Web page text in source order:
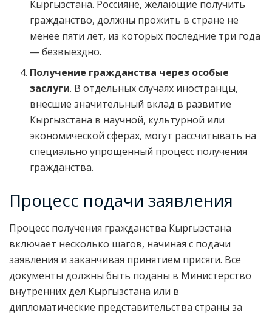
Кыргызстана. Россияне, желающие получить
гражданство, должны прожить в стране не
менее пяти лет, из которых последние три года
— безвыездно.
Получение гражданства через особые
заслуги. В отдельных случаях иностранцы,
внесшие значительный вклад в развитие
Кыргызстана в научной, культурной или
экономической сферах, могут рассчитывать на
специально упрощенный процесс получения
гражданства.
Процесс подачи заявления
Процесс получения гражданства Кыргызстана
включает несколько шагов, начиная с подачи
заявления и заканчивая принятием присяги. Все
документы должны быть поданы в Министерство
внутренних дел Кыргызстана или в
дипломатические представительства страны за